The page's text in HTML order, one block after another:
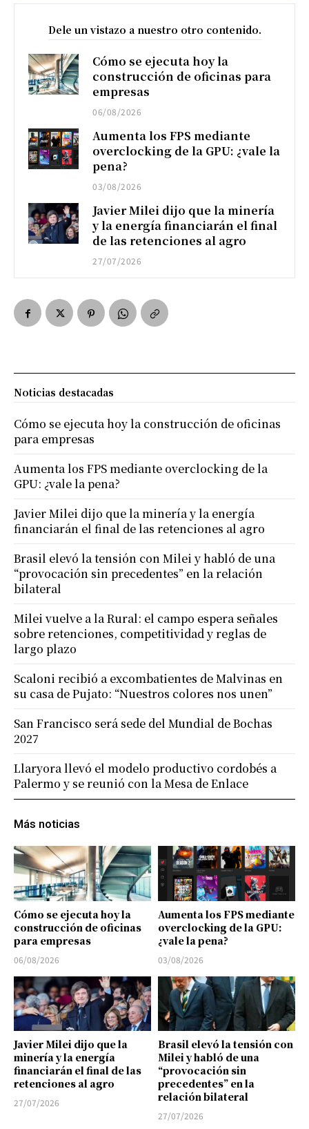
Dele un vistazo a nuestro otro contenido.
Cómo se ejecuta hoy la
construcción de oficinas para
empresas
06/08/2026
Aumenta los FPS mediante
overclocking de la GPU: ¿vale la
pena?
03/08/2026
Javier Milei dijo que la minería
y la energía financiarán el final
de las retenciones al agro
27/07/2026
Más noticias
Cómo se ejecuta hoy la
construcción de oficinas
para empresas
06/08/2026
Aumenta los FPS mediante
overclocking de la GPU:
¿vale la pena?
03/08/2026
Javier Milei dijo que la
minería y la energía
financiarán el final de las
retenciones al agro
27/07/2026
Brasil elevó la tensión con
Milei y habló de una
“provocación sin
precedentes” en la
relación bilateral
27/07/2026
Noticias destacadas
Cómo se ejecuta hoy la construcción de oficinas
para empresas
Aumenta los FPS mediante overclocking de la
GPU: ¿vale la pena?
Javier Milei dijo que la minería y la energía
financiarán el final de las retenciones al agro
Brasil elevó la tensión con Milei y habló de una
“provocación sin precedentes” en la relación
bilateral
Milei vuelve a la Rural: el campo espera señales
sobre retenciones, competitividad y reglas de
largo plazo
Scaloni recibió a excombatientes de Malvinas en
su casa de Pujato: “Nuestros colores nos unen”
San Francisco será sede del Mundial de Bochas
2027
Llaryora llevó el modelo productivo cordobés a
Palermo y se reunió con la Mesa de Enlace